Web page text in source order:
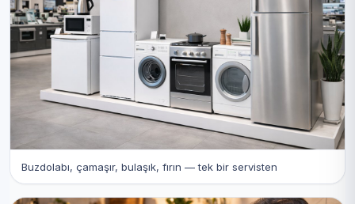
Buzdolabı, çamaşır, bulaşık, fırın — tek bir servisten